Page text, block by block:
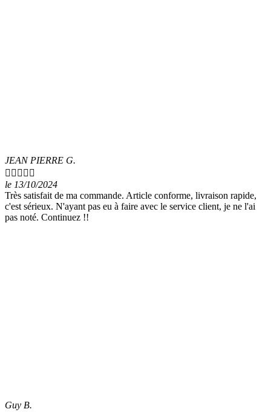
JEAN PIERRE G.
    
le 13/10/2024
Très satisfait de ma commande. Article conforme, livraison rapide,
c'est sérieux. N'ayant pas eu à faire avec le service client, je ne l'ai
pas noté. Continuez !!
Guy B.